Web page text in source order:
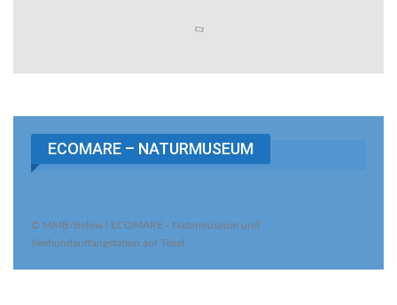
ECOMARE – NATURMUSEUM
© MMB/Below | ECOMARE - Naturmuseum und
Seehundauffangstation auf Texel